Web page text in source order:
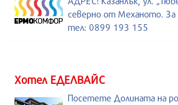
северно от Механото. За
тел: 0899 193 155
Хотел ЕДЕЛВАЙС
Посетете Долината на